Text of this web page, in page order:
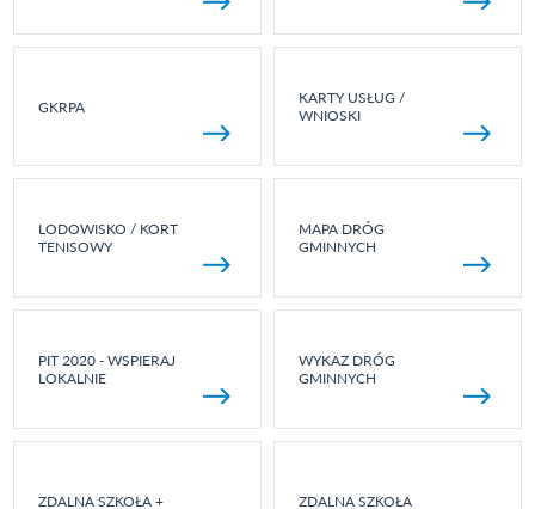
GKRPA
KARTY USŁUG /
WNIOSKI
LODOWISKO / KORT
TENISOWY
MAPA DRÓG
GMINNYCH
PIT 2020 - WSPIERAJ
LOKALNIE
WYKAZ DRÓG
GMINNYCH
ZDALNA SZKOŁA + ZDALNA SZKOŁA